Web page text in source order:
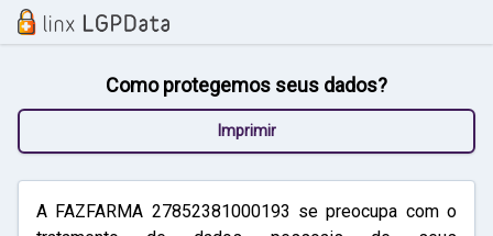
Como protegemos seus dados?
Imprimir
A FAZFARMA 27852381000193 se preocupa com o